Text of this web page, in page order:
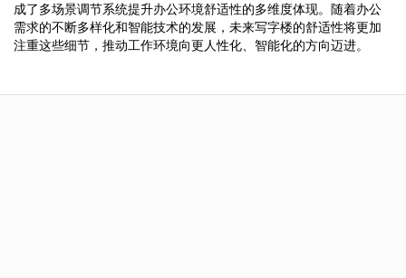
成了多场景调节系统提升办公环境舒适性的多维度体现。随着办公
需求的不断多样化和智能技术的发展，未来写字楼的舒适性将更加
注重这些细节，推动工作环境向更人性化、智能化的方向迈进。